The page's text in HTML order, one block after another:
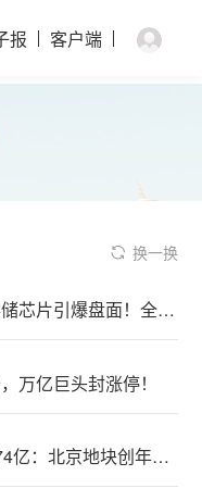
报 客户端
换一换
全线冲高！涨停潮，存储芯片引爆盘面！全球AI算力部署提速
万亿巨头封涨停！
京沪同日土拍揽金超174亿：北京地块创年内纪录，上海最高溢价28.45%